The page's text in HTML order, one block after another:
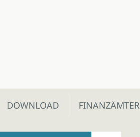
DOWNLOAD FINANZÄMTER